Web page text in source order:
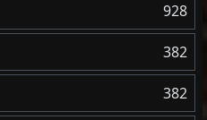
928
382
382